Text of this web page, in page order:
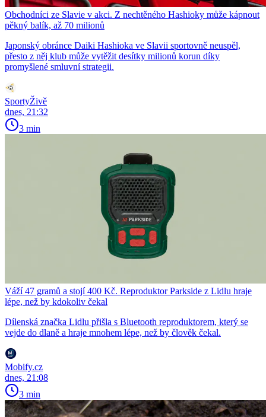
Obchodníci ze Slavie v akci. Z nechtěného Hashioky může kápnout
pěkný balík, až 70 milionů
Japonský obránce Daiki Hashioka ve Slavii sportovně neuspěl,
přesto z něj klub může vytěžit desítky milionů korun díky
promyšlené smluvní strategii.
SportyŽivě
dnes, 21:32
3 min
Váží 47 gramů a stojí 400 Kč. Reproduktor Parkside z Lidlu hraje
lépe, než by kdokoliv čekal
Dílenská značka Lidlu přišla s Bluetooth reproduktorem, který se
vejde do dlaně a hraje mnohem lépe, než by člověk čekal.
Mobify.cz
dnes, 21:08
3 min